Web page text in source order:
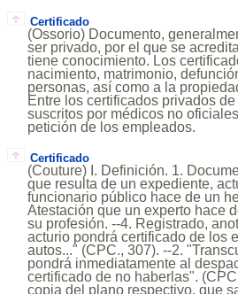
Certificado
(Ossorio) Documento,
ser privado, por el que se
tiene conocimiento. Los
nacimiento, matrimonio,
personas, así como a la
Entre los certificados privados
suscritos por médicos no
petición de los empleados.
Certificado
(Couture) I. Definición. 1.
que resulta de un expediente,
funcionario público hace de un
Atestación que un experto hace
su profesión. --4. Registrado,
acturio pondrá certificado de los
autos..." (CPC., 307). --2.
pondrá inmediatamente al
certificado de no haberlas".
copia del plano respectivo, que